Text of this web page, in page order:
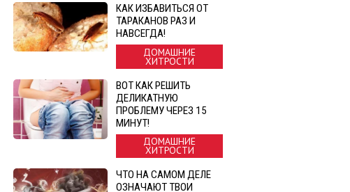
КАК ИЗБАВИТЬСЯ ОТ
ТАРАКАНОВ РАЗ И
НАВСЕГДА!
ДОМАШНИЕ
ХИТРОСТИ
ВОТ КАК РЕШИТЬ
ДЕЛИКАТНУЮ
ПРОБЛЕМУ ЧЕРЕЗ 15
МИНУТ!
ДОМАШНИЕ
ХИТРОСТИ
ЧТО НА САМОМ ДЕЛЕ
ОЗНАЧАЮТ ТВОИ